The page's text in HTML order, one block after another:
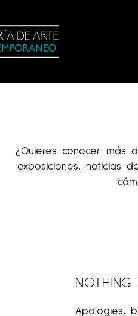
¿Quieres conocer más
exposiciones, noticias
NOTHING
Apologies,